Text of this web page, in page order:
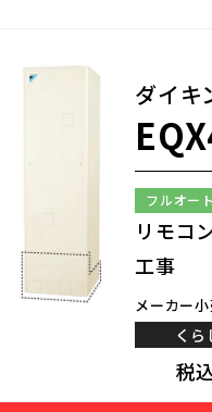
ダイキ
フルオート
リモコ
工事
メーカー
く
税